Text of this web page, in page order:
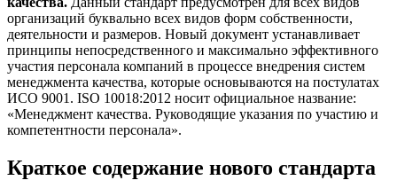
организаций буквально всех видов форм собственности,
деятельности и размеров. Новый документ устанавливает
принципы непосредственного и максимально эффективного
участия персонала компаний в процессе внедрения систем
менеджмента качества, которые основываются на постулатах
ИСО 9001. ISO 10018:2012 носит официальное название:
«Менеджмент качества. Руководящие указания по участию и
компетентности персонала».
Краткое содержание нового стандарта